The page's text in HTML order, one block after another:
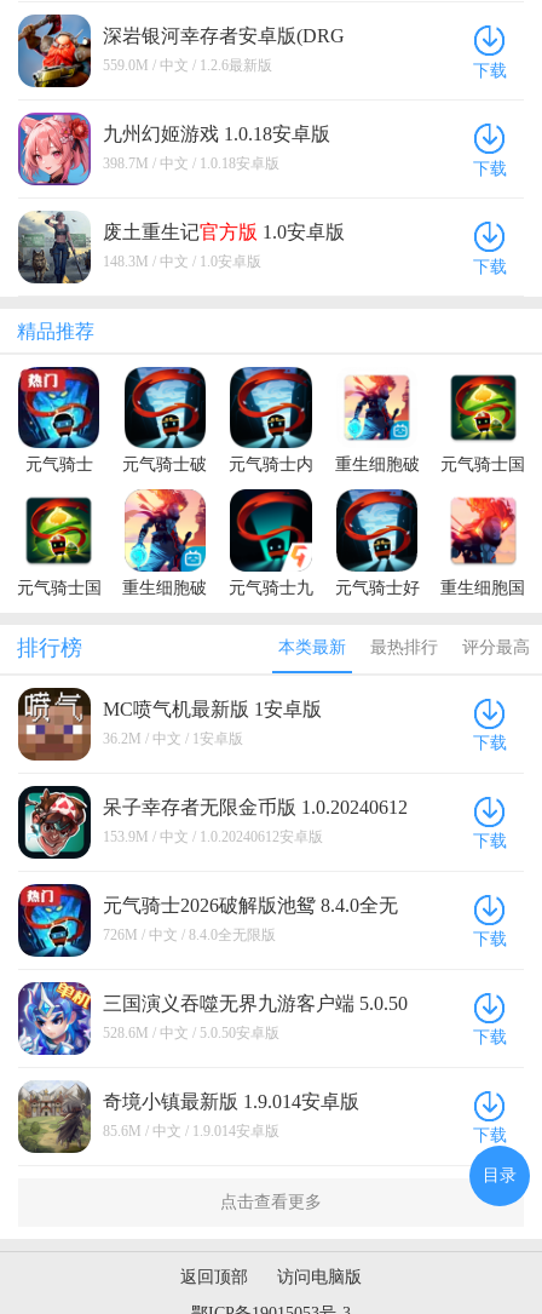
深岩银河幸存者安卓版(DRG
Survivor) 1.2.6 最新版
559.0M / 中文 / 1.2.6最新版 下载
九州幻姬游戏 1.0.18安卓版
398.7M / 中文 / 1.0.18安卓版 下载
废土重生记官方版 1.0安卓版
148.3M / 中文 / 1.0安卓版 下载
精品推荐
元气骑士
池鸳
元气骑士破
解版全无限
最新版本
元气骑士内
购破解版
重生细胞破
解版永久免
费中文最新
版
元气骑士国
内置修改器
(Soul
Knight)
元气骑士国
版(Soul
Knight)
重生细胞破
元气骑士九
版池鸳
元气骑士好
版
重生细胞国
内置修改器
(Dead Cells)
排行榜 本类最新 最热排行 评分最高
MC喷气机最新版 1安卓版
36.2M / 中文 / 1安卓版 下载
呆子幸存者无限金币版 1.0.20240612
安卓版
153.9M / 中文 / 1.0.20240612安卓版 下载
元气骑士2026破解版池鸳 8.4.0全无
限版
726M / 中文 / 8.4.0全无限版 下载
三国演义吞噬无界九游客户端 5.0.50
安卓版
528.6M / 中文 / 5.0.50安卓版 下载
奇境小镇最新版 1.9.014安卓版
85.6M / 中文 / 1.9.014安卓版 下载
点击查看更多
返回顶部
访问电脑版
目录